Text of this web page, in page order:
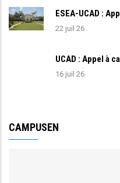
ESEA-UCAD :
22 juil 26
UCAD : Appel à
16 juil 26
CAMPUSEN